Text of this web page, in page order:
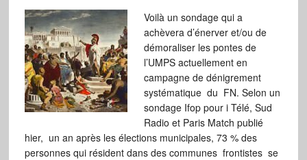
Voilà un sondage qui a
achèvera d’énerver et/ou de
démoraliser les pontes de
l’UMPS actuellement en
campagne de dénigrement
systématique du FN. Selon un
sondage Ifop pour i Télé, Sud
Radio et Paris Match publié
hier, un an après les élections municipales, 73 % des
personnes qui résident dans des communes frontistes se